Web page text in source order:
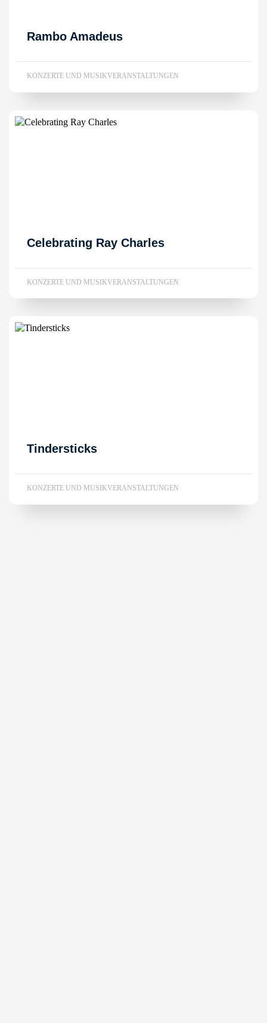
Rambo Amadeus
KONZERTE UND MUSIKVERANSTALTUNGEN
Celebrating Ray Charles
KONZERTE UND MUSIKVERANSTALTUNGEN
Tindersticks
KONZERTE UND MUSIKVERANSTALTUNGEN